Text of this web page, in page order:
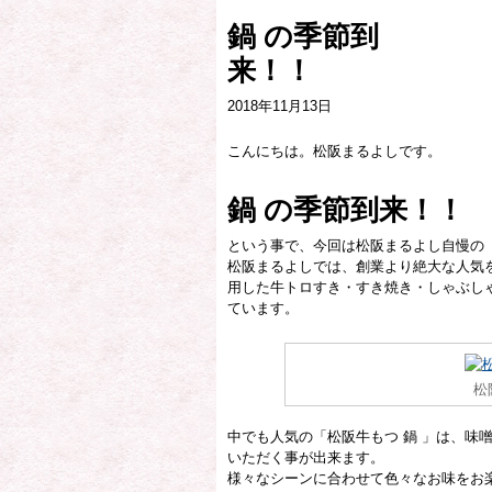
鍋 の季節到
2018年11月13日
こんにちは。松阪まるよしです。
鍋 の季節到来！！
という事で、今回は松阪まるよし自慢
松阪まるよしでは、創業より絶大な人
用した牛トロすき・すき焼き・しゃぶ
ています。
松
中でも人気の「松阪牛もつ 鍋 」は、味
いただく事が出来ます。
様々なシーンに合わせて色々なお味をお